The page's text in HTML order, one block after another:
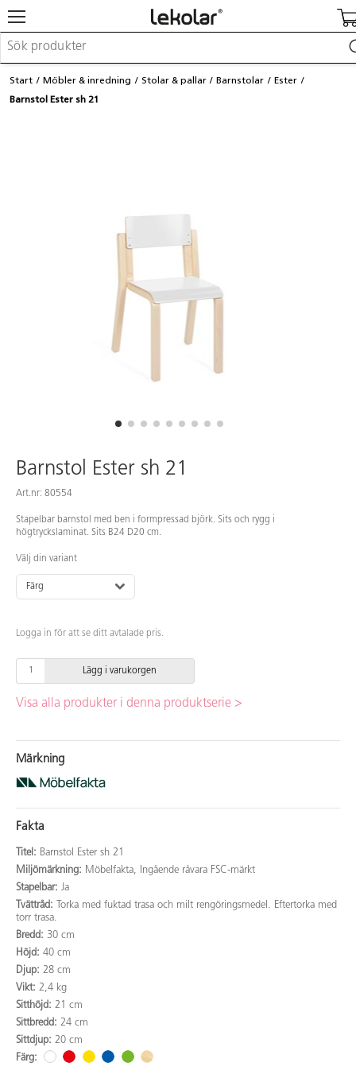
Möbler & inredning
Lekplatsutrustning & utemiljö
Logga in / Registrera dig
Start Möbler & inredning Stolar & pallar Barnstolar
Ester
Barnstol Ester sh 21
Barnstol Ester sh 21
Art.nr: 80554
Stapelbar barnstol med ben i formpressad björk. Sits och rygg i
högtryckslaminat. Sits B24 D20 cm.
Välj din variant
Färg
Logga in för att se ditt avtalade pris.
Lägg i varukorgen
Visa alla produkter i denna produktserie >
Märkning
Fakta
Titel: Barnstol Ester sh 21
Miljömärkning: Möbelfakta, Ingående råvara FSC-märkt
Stapelbar: Ja
Tvättråd:
Torka med fuktad trasa och milt rengöringsmedel. Eftertorka med
torr trasa.
Bredd: 30 cm
Höjd: 40 cm
Djup: 28 cm
Vikt: 2,4 kg
Sitthöjd: 21 cm
Sittbredd: 24 cm
Sittdjup: 20 cm
Färg: